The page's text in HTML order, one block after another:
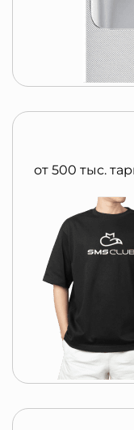
от 500 тыс.